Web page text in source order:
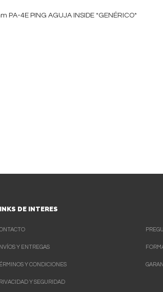
PA-4E PING AGUJA INSIDE *GENÉRICO*
DE INTERES
Y ENTREGAS
Y CONDICIONES
Y SEGURIDAD